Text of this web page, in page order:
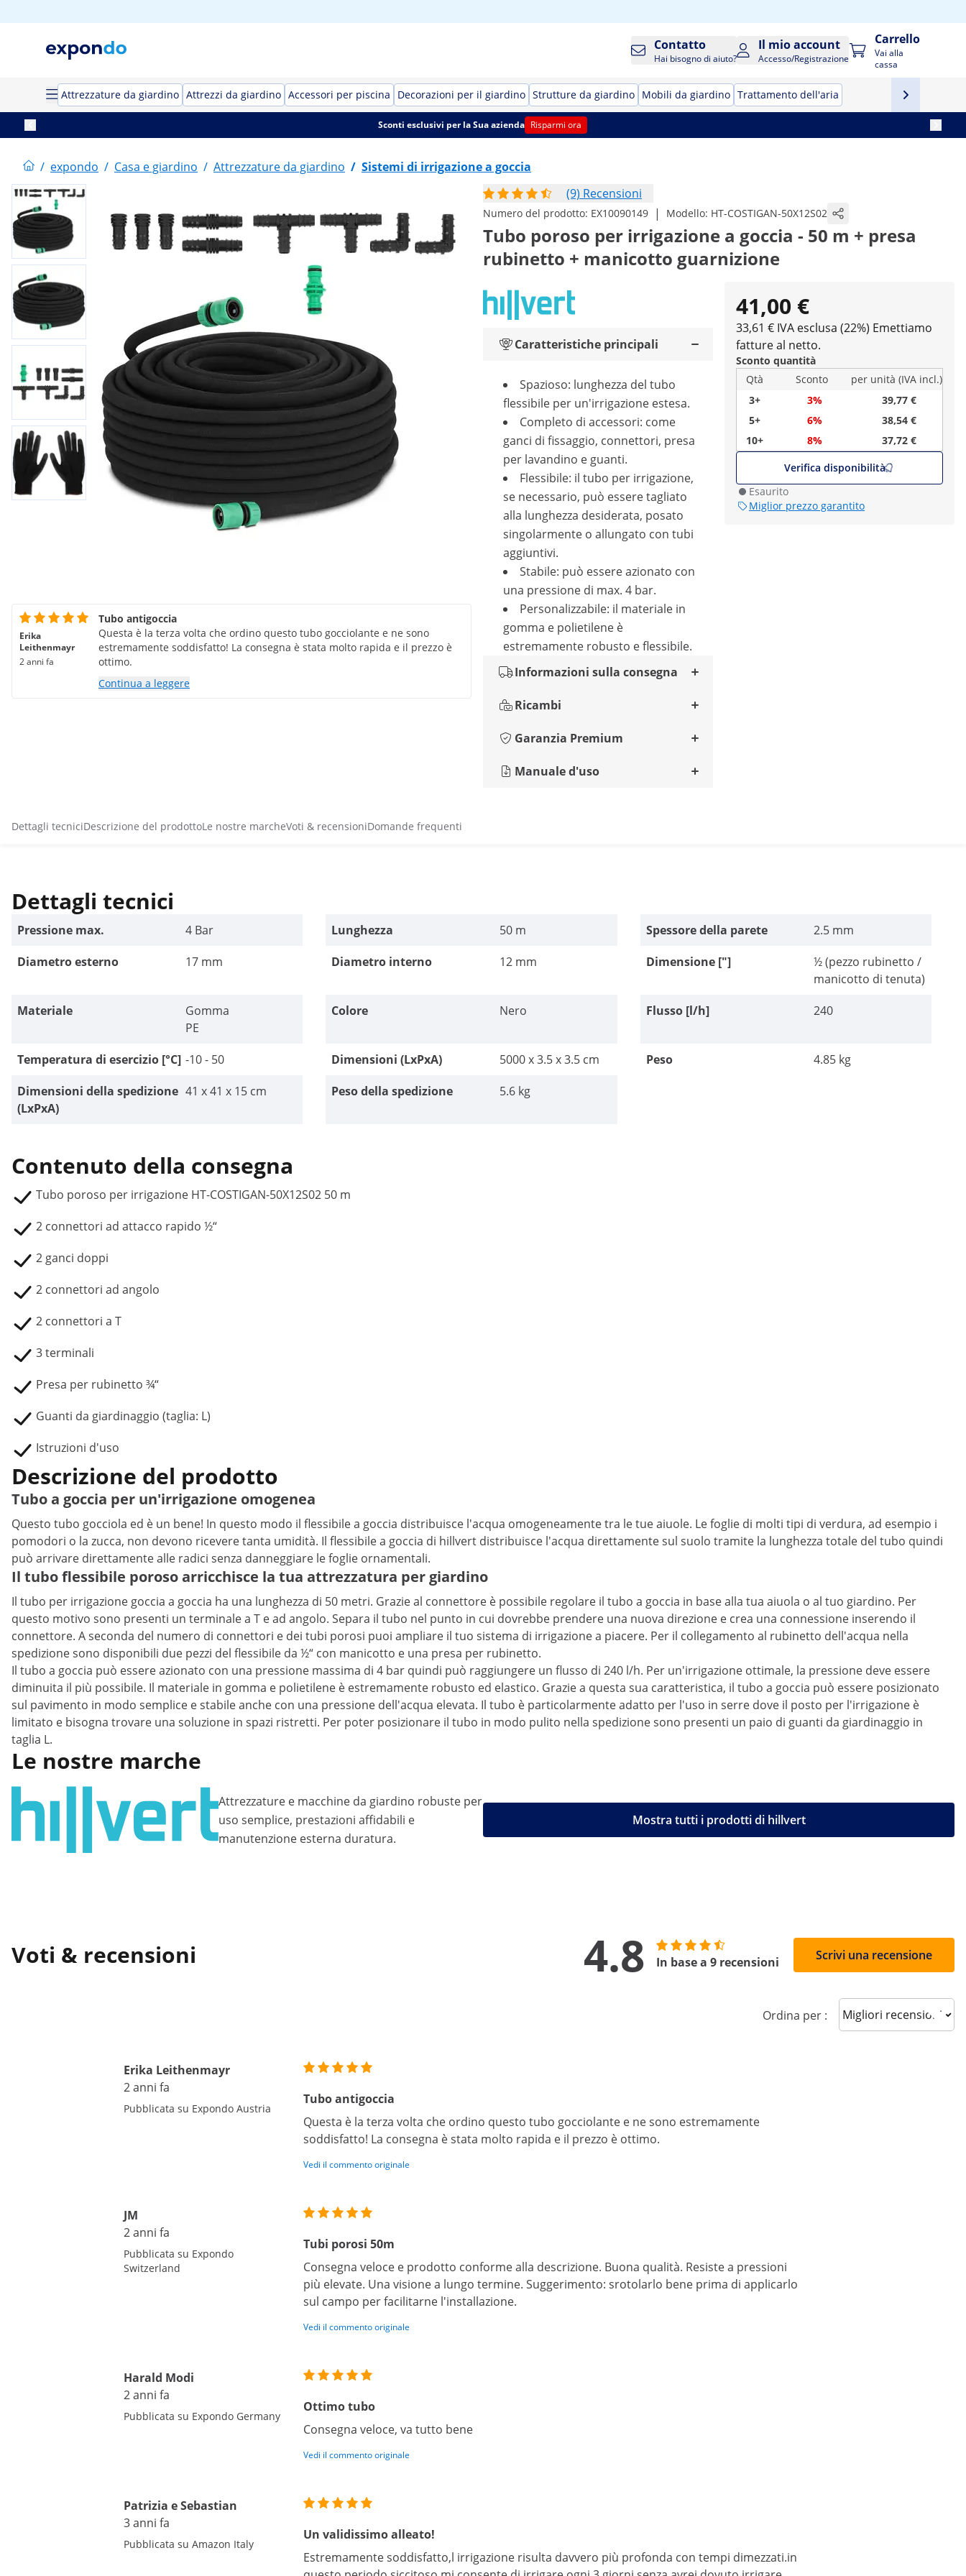
Contatto
Hai bisogno di aiuto?
Il mio account
Accesso/Registrazione
Carrello
Vai alla
cassa
Attrezzature da giardino Attrezzi da giardino Accessori per piscina Decorazioni per il giardino Strutture da giardino Mobili da giardino Trattamento dell'aria
Sconti esclusivi per la Sua azienda Risparmi ora
/ expondo / Casa e giardino / Attrezzature da giardino / Sistemi di irrigazione a goccia
(9) Recensioni
Numero del prodotto: EX10090149 | Modello: HT-COSTIGAN-50X12S02
Tubo poroso per irrigazione a goccia - 50 m + presa
rubinetto + manicotto guarnizione
41,00 €
33,61 € IVA esclusa (22%) Emettiamo
fatture al netto.
Sconto quantità
Qtà
Sconto
per unità (IVA incl.)
3+
3%
39,77 €
5+
6%
38,54 €
10+
8%
37,72 €
Verifica disponibilità
Esaurito
Miglior prezzo garantito
Caratteristiche principali
Spazioso: lunghezza del tubo
flessibile per un'irrigazione estesa.
Completo di accessori: come
ganci di fissaggio, connettori, presa
per lavandino e guanti.
Flessibile: il tubo per irrigazione,
se necessario, può essere tagliato
alla lunghezza desiderata, posato
singolarmente o allungato con tubi
aggiuntivi.
Stabile: può essere azionato con
una pressione di max. 4 bar.
Personalizzabile: il materiale in
gomma e polietilene è
estremamente robusto e flessibile.
Informazioni sulla consegna
Ricambi
Garanzia Premium
Manuale d'uso
Erika
Leithenmayr
2 anni fa
Tubo antigoccia
Questa è la terza volta che ordino questo tubo gocciolante e ne sono
estremamente soddisfatto! La consegna è stata molto rapida e il prezzo è
ottimo.
Continua a leggere
Dettagli tecniciDescrizione del prodottoLe nostre marcheVoti & recensioniDomande frequenti
Dettagli tecnici
Pressione max. 4 Bar Lunghezza 50 m Spessore della parete
2.5 mm
Diametro esterno
17 mm Diametro interno 12 mm Dimensione ["]
½ (pezzo rubinetto /
manicotto di tenuta)
Materiale
Gomma
PE
Colore Nero Flusso [l/h] 240
Temperatura di esercizio [°C] -10 - 50 Dimensioni (LxPxA) 5000 x 3.5 x 3.5 cm Peso
4.85 kg
Dimensioni della spedizione
(LxPxA)
41 x 41 x 15 cm Peso della spedizione 5.6 kg
Contenuto della consegna
Tubo poroso per irrigazione HT-COSTIGAN-50X12S02 50 m
2 connettori ad attacco rapido ½“
2 ganci doppi
2 connettori ad angolo
2 connettori a T
3 terminali
Presa per rubinetto ¾“
Guanti da giardinaggio (taglia: L)
Istruzioni d'uso
Descrizione del prodotto
Tubo a goccia per un'irrigazione omogenea
Questo tubo gocciola ed è un bene! In questo modo il flessibile a goccia distribuisce l'acqua omogeneamente tra le tue aiuole. Le foglie di molti tipi di verdura, ad esempio i
pomodori o la zucca, non devono ricevere tanta umidità. Il flessibile a goccia di hillvert distribuisce l'acqua direttamente sul suolo tramite la lunghezza totale del tubo quindi
può arrivare direttamente alle radici senza danneggiare le foglie ornamentali.
Il tubo flessibile poroso arricchisce la tua attrezzatura per giardino
Il tubo per irrigazione goccia a goccia ha una lunghezza di 50 metri. Grazie al connettore è possibile regolare il tubo a goccia in base alla tua aiuola o al tuo giardino. Per
questo motivo sono presenti un terminale a T e ad angolo. Separa il tubo nel punto in cui dovrebbe prendere una nuova direzione e crea una connessione inserendo il
connettore. A seconda del numero di connettori e dei tubi porosi puoi ampliare il tuo sistema di irrigazione a piacere. Per il collegamento al rubinetto dell'acqua nella
spedizione sono disponibili due pezzi del flessibile da ½“ con manicotto e una presa per rubinetto.
Il tubo a goccia può essere azionato con una pressione massima di 4 bar quindi può raggiungere un flusso di 240 l/h. Per un'irrigazione ottimale, la pressione deve essere
diminuita il più possibile. Il materiale in gomma e polietilene è estremamente robusto ed elastico. Grazie a questa sua caratteristica, il tubo a goccia può essere posizionato
sul pavimento in modo semplice e stabile anche con una pressione dell'acqua elevata. Il tubo è particolarmente adatto per l'uso in serre dove il posto per l'irrigazione è
limitato e bisogna trovare una soluzione in spazi ristretti. Per poter posizionare il tubo in modo pulito nella spedizione sono presenti un paio di guanti da giardinaggio in
taglia L.
Le nostre marche
Attrezzature e macchine da giardino robuste per
uso semplice, prestazioni affidabili e
manutenzione esterna duratura.
Mostra tutti i prodotti di hillvert
Voti & recensioni 4.8 In base a 9 recensioni Scrivi una recensione
Ordina per : Sort reviews
Erika Leithenmayr
2 anni fa
Pubblicata su Expondo Austria
Tubo antigoccia
Questa è la terza volta che ordino questo tubo gocciolante e ne sono estremamente
soddisfatto! La consegna è stata molto rapida e il prezzo è ottimo.
Vedi il commento originale
JM
2 anni fa
Pubblicata su Expondo
Switzerland
Tubi porosi 50m
Consegna veloce e prodotto conforme alla descrizione. Buona qualità. Resiste a pressioni
più elevate. Una visione a lungo termine. Suggerimento: srotolarlo bene prima di applicarlo
sul campo per facilitarne l'installazione.
Vedi il commento originale
Harald Modi
2 anni fa
Pubblicata su Expondo Germany
Ottimo tubo
Consegna veloce, va tutto bene
Vedi il commento originale
Patrizia e Sebastian
3 anni fa
Pubblicata su Amazon Italy
Un validissimo alleato!
Estremamente soddisfatto,l irrigazione risulta davvero più profonda con tempi dimezzati.in